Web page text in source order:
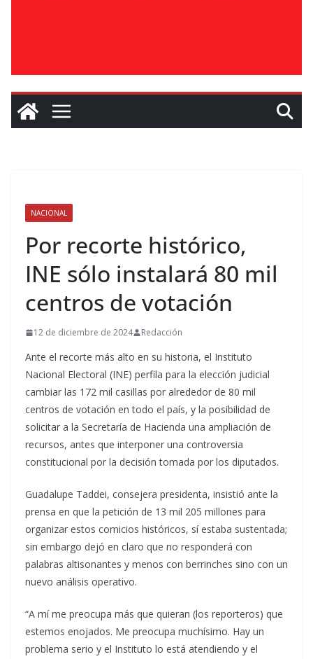
NACIONAL
Por recorte histórico,
INE sólo instalará 80 mil
centros de votación
12 de diciembre de 2024 Redacción
Ante el recorte más alto en su historia, el Instituto
Nacional Electoral (INE) perfila para la elección judicial
cambiar las 172 mil casillas por alrededor de 80 mil
centros de votación en todo el país, y la posibilidad de
solicitar a la Secretaría de Hacienda una ampliación de
recursos, antes que interponer una controversia
constitucional por la decisión tomada por los diputados.
Guadalupe Taddei, consejera presidenta, insistió ante la
prensa en que la petición de 13 mil 205 millones para
organizar estos comicios históricos, sí estaba sustentada;
sin embargo dejó en claro que no responderá con
palabras altisonantes y menos con berrinches sino con un
nuevo análisis operativo.
“A mí me preocupa más que quieran (los reporteros) que
estemos enojados. Me preocupa muchísimo. Hay un
problema serio y el Instituto lo está atendiendo y el